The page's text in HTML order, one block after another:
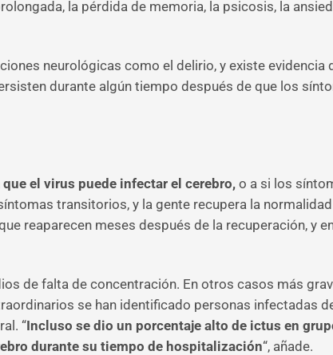
la pérdida de memoria, la psicosis, la
neurológicas como el delirio, y existe evidencia
durante algún tiempo después de que los
el virus puede infectar el cerebro, o a si los
transitorios, y la gente recupera la
reaparecen meses después de la recuperación, y
de falta de concentración. En otros casos más
se han identificado personas infectadas
“Incluso se dio un porcentaje alto de ictus en
durante su tiempo de hospitalización“, añade.